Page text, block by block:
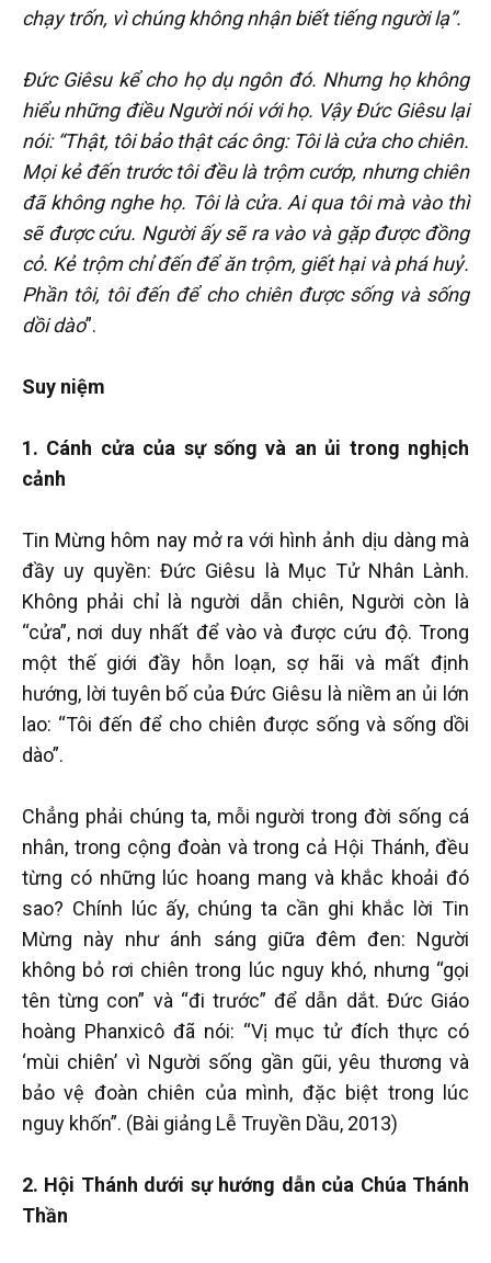
chạy trốn, vì chúng không nhận biết tiếng người lạ”.
Đức Giêsu kể cho họ dụ ngôn đó. Nhưng họ không
hiểu những điều Người nói với họ. Vậy Đức Giêsu lại
nói: “Thật, tôi bảo thật các ông: Tôi là cửa cho chiên.
Mọi kẻ đến trước tôi đều là trộm cướp, nhưng chiên
đã không nghe họ. Tôi là cửa. Ai qua tôi mà vào thì
sẽ được cứu. Người ấy sẽ ra vào và gặp được đồng
cỏ. Kẻ trộm chỉ đến để ăn trộm, giết hại và phá huỷ.
Phần tôi, tôi đến để cho chiên được sống và sống
dồi dào”.
Suy niệm
1. Cánh cửa của sự sống và an ủi trong nghịch
cảnh
Tin Mừng hôm nay mở ra với hình ảnh dịu dàng mà
đầy uy quyền: Đức Giêsu là Mục Tử Nhân Lành.
Không phải chỉ là người dẫn chiên, Người còn là
“cửa”, nơi duy nhất để vào và được cứu độ. Trong
một thế giới đầy hỗn loạn, sợ hãi và mất định
hướng, lời tuyên bố của Đức Giêsu là niềm an ủi lớn
lao: “Tôi đến để cho chiên được sống và sống dồi
dào”.
Chẳng phải chúng ta, mỗi người trong đời sống cá
nhân, trong cộng đoàn và trong cả Hội Thánh, đều
từng có những lúc hoang mang và khắc khoải đó
sao? Chính lúc ấy, chúng ta cần ghi khắc lời Tin
Mừng này như ánh sáng giữa đêm đen: Người
không bỏ rơi chiên trong lúc nguy khó, nhưng “gọi
tên từng con” và “đi trước” để dẫn dắt. Đức Giáo
hoàng Phanxicô đã nói: “Vị mục tử đích thực có
‘mùi chiên’ vì Người sống gần gũi, yêu thương và
bảo vệ đoàn chiên của mình, đặc biệt trong lúc
nguy khốn”. (Bài giảng Lễ Truyền Dầu, 2013)
2. Hội Thánh dưới sự hướng dẫn của Chúa Thánh
Thần